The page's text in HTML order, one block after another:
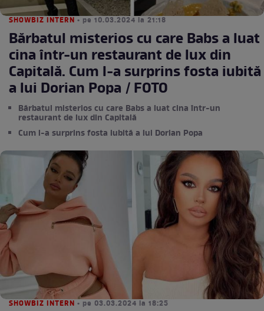
SHOWBIZ INTERN • pe 10.03.2024 la 21:18
Bărbatul misterios cu care Babs a luat
cina într-un restaurant de lux din
Capitală. Cum l-a surprins fosta iubită
a lui Dorian Popa / FOTO
Bărbatul misterios cu care Babs a luat cina într-un
restaurant de lux din Capitală
Cum l-a surprins fosta iubită a lui Dorian Popa
SHOWBIZ INTERN • pe 03.03.2024 la 18:25